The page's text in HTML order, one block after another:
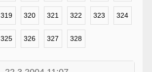
319 320 321 322 323 324
325 326 327 328